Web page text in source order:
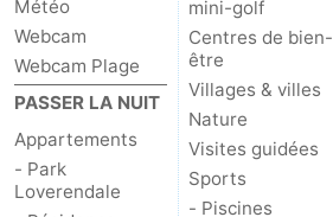
du
vélo
Randonnée
-
Équitation
-
Manèges
-
Terrains
-
Météo
Webcam
Webcam Plage
PASSER LA NUIT
Appartements
- Park
Loverendale
mini-golf
Centres de bien-
être
Villages & villes
Nature
Visites guidées
Sports
- Piscines